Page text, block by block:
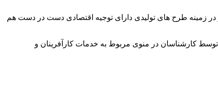
در زمینه طرح های تولیدی دارای توجیه اقتصادی دست در دست هم
کارشناسان در منوی مربوط به خدمات کارآفرینان و